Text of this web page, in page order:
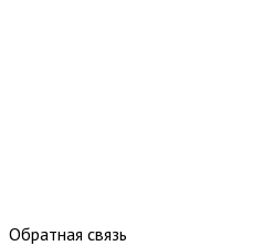
Обратная связь